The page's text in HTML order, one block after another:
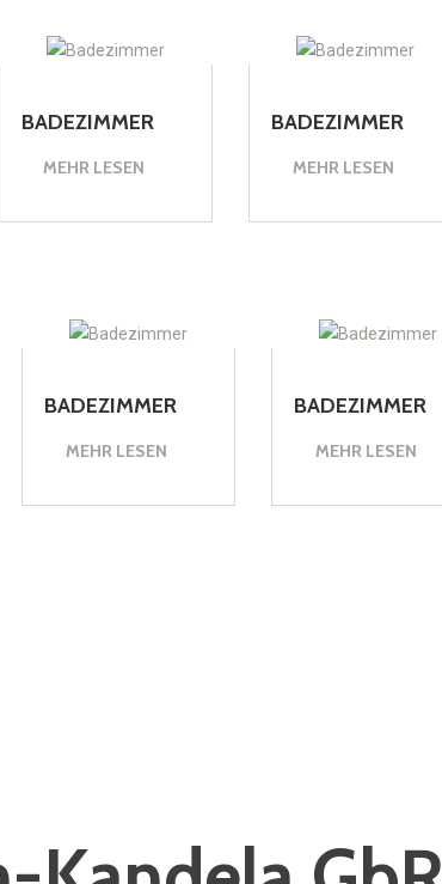
BADEZIMMER
MEHR LESEN
BADEZIMMER
MEHR LESEN
BADEZIMMER
MEHR LESEN
BADEZIMMER
MEHR LESEN